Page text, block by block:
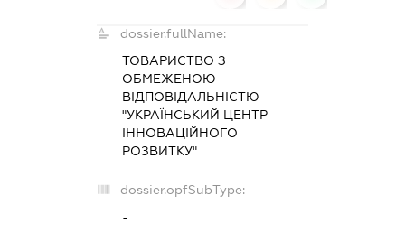
dossier.fullName:
ТОВАРИСТВО З
ОБМЕЖЕНОЮ
ВІДПОВІДАЛЬНІСТЮ
"УКРАЇНСЬКИЙ ЦЕНТР
ІННОВАЦІЙНОГО
РОЗВИТКУ"
dossier.opfSubType:
-